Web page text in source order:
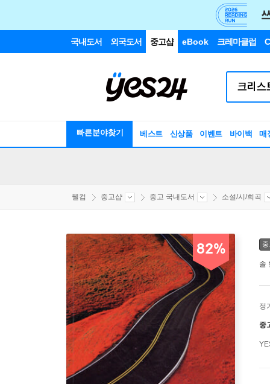
국내도서 외국도서 중고샵 eBook 크레마클럽
빠른분야찾기 베스트 신상품 이벤트 바이백 매
웰컴 중고샵 중고 국내도서 소설/시/희곡
82%
솔
정
중